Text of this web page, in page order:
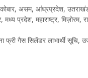
, असम, आंध्रप्रदेश,
, मध्य प्रदेश, महाराष्ट्र, मिज़ोरम,
फ्री गैस सिलेंडर लाभार्थी सूचि,